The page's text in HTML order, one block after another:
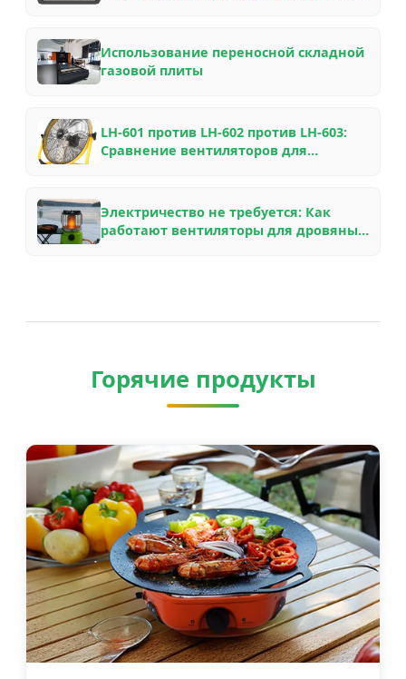
инсайдера
Использование переносной складной
газовой плиты
LH-601 против LH-602 против LH-603:
Сравнение вентиляторов для
различных каминов
Электричество не требуется: Как
работают вентиляторы для дровяных
Горячие продукты